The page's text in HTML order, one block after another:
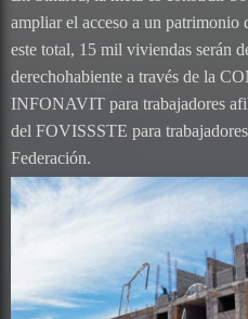
ampliar el acceso a un
este total, 15 mil viviendas serán
derechohabiente a través de la
INFONAVIT para trabajadores
del FOVISSSTE para
Federación.